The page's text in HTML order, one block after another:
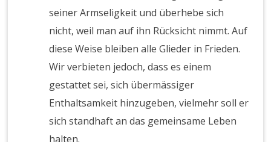
seiner Armseligkeit und überhebe sich
nicht, weil man auf ihn Rücksicht nimmt. Auf
diese Weise bleiben alle Glieder in Frieden.
Wir verbieten jedoch, dass es einem
gestattet sei, sich übermässiger
Enthaltsamkeit hinzugeben, vielmehr soll er
sich standhaft an das gemeinsame Leben
halten.